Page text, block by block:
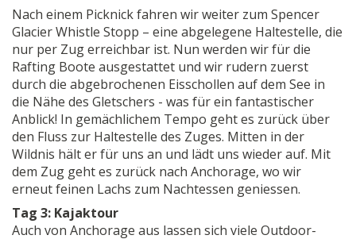
Nach einem Picknick fahren wir weiter zum Spencer
Glacier Whistle Stopp – eine abgelegene Haltestelle, die
nur per Zug erreichbar ist. Nun werden wir für die
Rafting Boote ausgestattet und wir rudern zuerst
durch die abgebrochenen Eisschollen auf dem See in
die Nähe des Gletschers - was für ein fantastischer
Anblick! In gemächlichem Tempo geht es zurück über
den Fluss zur Haltestelle des Zuges. Mitten in der
Wildnis hält er für uns an und lädt uns wieder auf. Mit
dem Zug geht es zurück nach Anchorage, wo wir
erneut feinen Lachs zum Nachtessen geniessen.
Tag 3: Kajaktour
Auch von Anchorage aus lassen sich viele Outdoor-